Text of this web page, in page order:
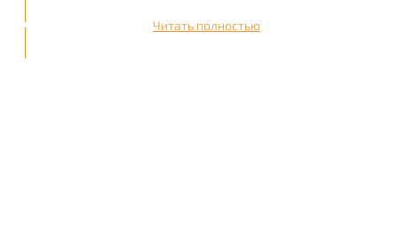
Читать полностью